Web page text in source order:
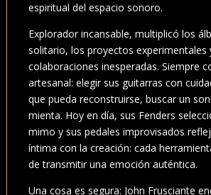
espiritual del espacio sonoro.
Explorador incansable, multiplicó los
solitario, los proyectos experimentales
colaboraciones inesperadas. Siempre
artesanal: elegir sus guitarras con
que pueda reconstruirse, buscar un
mienta. Hoy en día, sus Fenders
mimo y sus pedales improvisados
íntima con la creación: cada
de transmitir una emoción auténtica.
Una cosa es segura: John Frusciante